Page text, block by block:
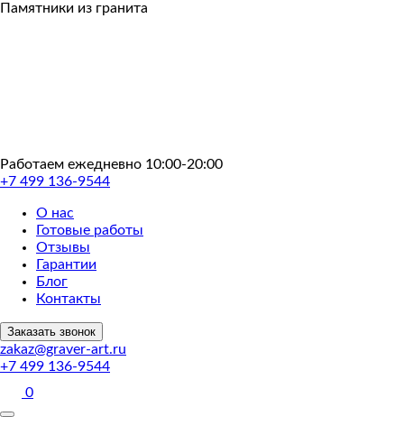
Пропустить
Памятники из гранита
Работаем ежедневно 10:00-20:00
+7 499 136-9544
О нас
Готовые работы
Отзывы
Гарантии
Блог
Контакты
Заказать звонок
zakaz@graver-art.ru
+7 499 136-9544
0